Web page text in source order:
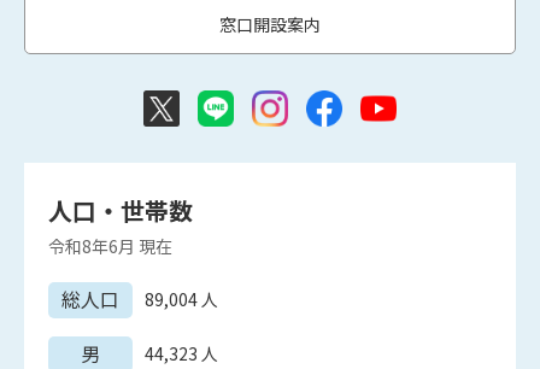
窓口開設案内
人口・世帯数
令和8年6月 現在
総人口 89,004人
男 44,323 人